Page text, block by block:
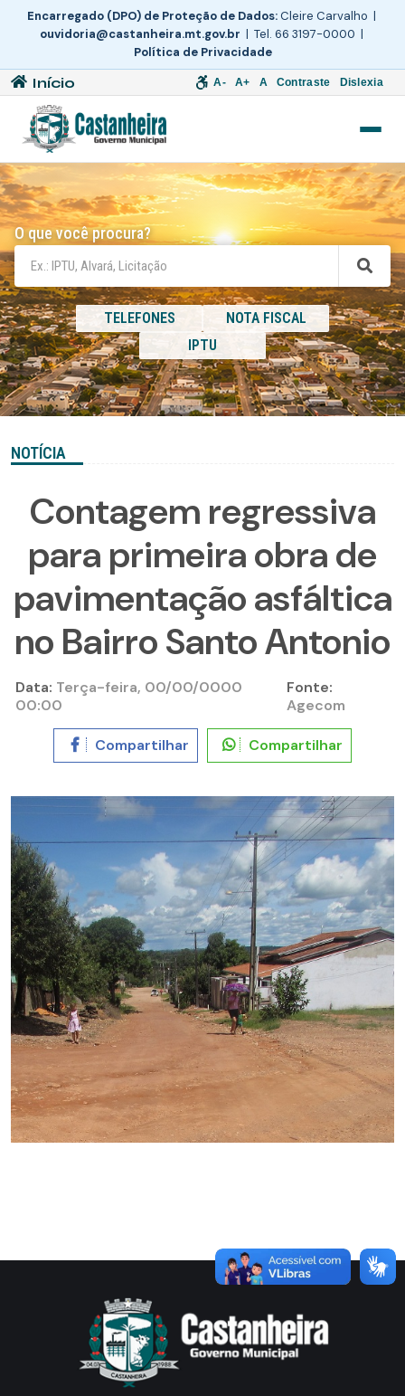
Encarregado (DPO) de Proteção de Dados:Cleire Carvalho |
ouvidoria@castanheira.mt.gov.br | Tel. 66 3197-0000 |
Política de Privacidade
Início A- A+ A Contraste Dislexia
O que você procura?
TELEFONES
NOTA FISCAL
IPTU
NOTÍCIA
Contagem regressiva
para primeira obra de
pavimentação asfáltica
no Bairro Santo Antonio
Data: Terça-feira, 00/00/0000
00:00
Fonte:
Agecom
Compartilhar Compartilhar